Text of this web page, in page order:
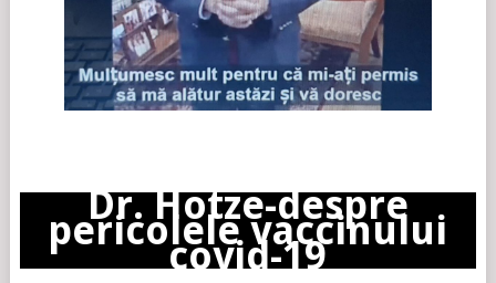
Dr. Hotze-despre
pericolele vaccinului
covid-19